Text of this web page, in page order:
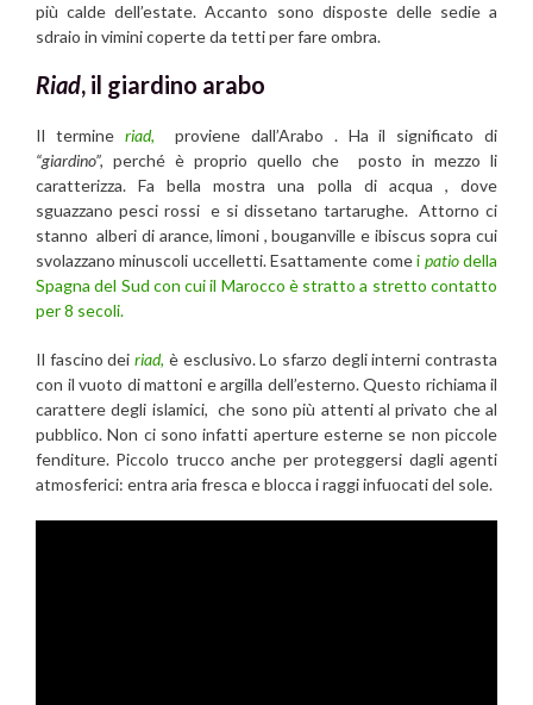
più calde dell’estate. Accanto sono disposte delle sedie a
sdraio in vimini coperte da tetti per fare ombra.
Riad, il giardino arabo
Il termine riad, proviene dall’Arabo . Ha il significato di
“giardino”, perché è proprio quello che posto in mezzo li
caratterizza. Fa bella mostra una polla di acqua , dove
sguazzano pesci rossi e si dissetano tartarughe. Attorno ci
stanno alberi di arance, limoni , bouganville e ibiscus sopra cui
svolazzano minuscoli uccelletti. Esattamente comei patiodella
Spagna del Sud con cui il Marocco è stratto a stretto contatto
per 8 secoli.
Il fascino deiriad, è esclusivo. Lo sfarzo degli interni contrasta
con il vuoto di mattoni e argilla dell’esterno. Questo richiama il
carattere degli islamici, che sono più attenti al privato che al
pubblico. Non ci sono infatti aperture esterne se non piccole
fenditure. Piccolo trucco anche per proteggersi dagli agenti
atmosferici: entra aria fresca e blocca i raggi infuocati del sole.